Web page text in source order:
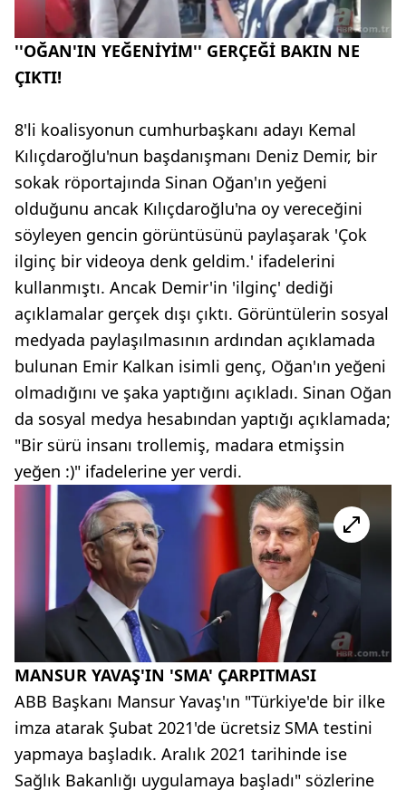
''OĞAN'IN YEĞENİYİM'' GERÇEĞİ BAKIN NE
ÇIKTI!
8'li koalisyonun cumhurbaşkanı adayı Kemal
Kılıçdaroğlu'nun başdanışmanı Deniz Demir, bir
sokak röportajında Sinan Oğan'ın yeğeni
olduğunu ancak Kılıçdaroğlu'na oy vereceğini
söyleyen gencin görüntüsünü paylaşarak 'Çok
ilginç bir videoya denk geldim.' ifadelerini
kullanmıştı. Ancak Demir'in 'ilginç' dediği
açıklamalar gerçek dışı çıktı. Görüntülerin sosyal
medyada paylaşılmasının ardından açıklamada
bulunan Emir Kalkan isimli genç, Oğan'ın yeğeni
olmadığını ve şaka yaptığını açıkladı. Sinan Oğan
da sosyal medya hesabından yaptığı açıklamada;
"Bir sürü insanı trollemiş, madara etmişsin
yeğen :)" ifadelerine yer verdi.
MANSUR YAVAŞ'IN 'SMA' ÇARPITMASI
ABB Başkanı Mansur Yavaş'ın "Türkiye'de bir ilke
imza atarak Şubat 2021'de ücretsiz SMA testini
yapmaya başladık. Aralık 2021 tarihinde ise
Sağlık Bakanlığı uygulamaya başladı" sözlerine